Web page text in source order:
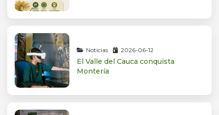
Noticias 2026-06-12
El Valle del Cauca conquista
Montería